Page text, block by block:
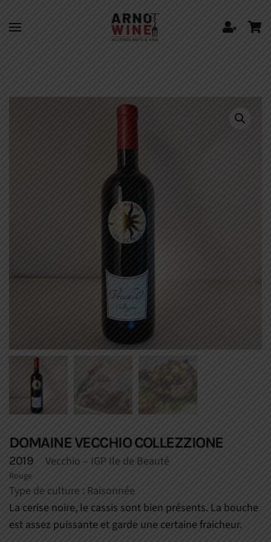
Skip to main content
DOMAINE VECCHIO COLLEZZIONE
2019 Vecchio – IGP Ile de Beauté
Rouge
Type de culture : Raisonnée
La cerise noire, le cassis sont bien présents. La bouche
est assez puissante et garde une certaine fraicheur.